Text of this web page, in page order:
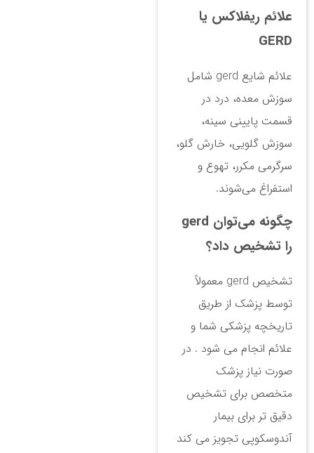
علائم ریفلاکس یا
GERD
علائم شایع gerd شامل
سوزش معده، درد در
قسمت پایینی سینه،
سوزش گلویی، خارش گلو،
سرگرمی مکرر، تهوع و
استفراغ می‌شوند.
چگونه می‌توان gerd
را تشخیص داد؟
تشخیص gerd معمولاً
توسط پزشک از طریق
تاریخچه پزشکی شما و
علائم انجام می شود . در
صورت نیاز پزشک
متخصص برای تشخیص
دقیق تر برای بیمار
آندوسکوپی تجویز می کند